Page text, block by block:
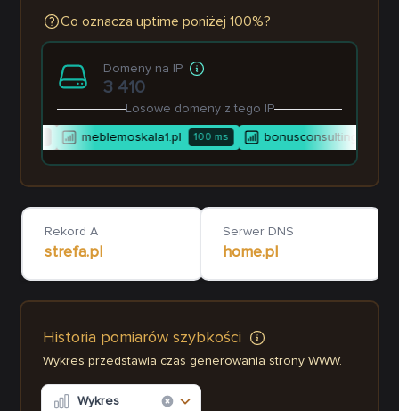
Co oznacza uptime poniżej 100%?
Domeny na IP
3 410
Losowe domeny z tego IP
meblemoskala1.pl 100ms bonusconsulting.pl
Rekord A
strefa.pl
Serwer DNS
home.pl
Historia pomiarów szybkości
Wykres przedstawia czas generowania strony WWW.
Wykres